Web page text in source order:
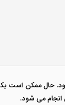
حال ممکن است
انجام می شود.